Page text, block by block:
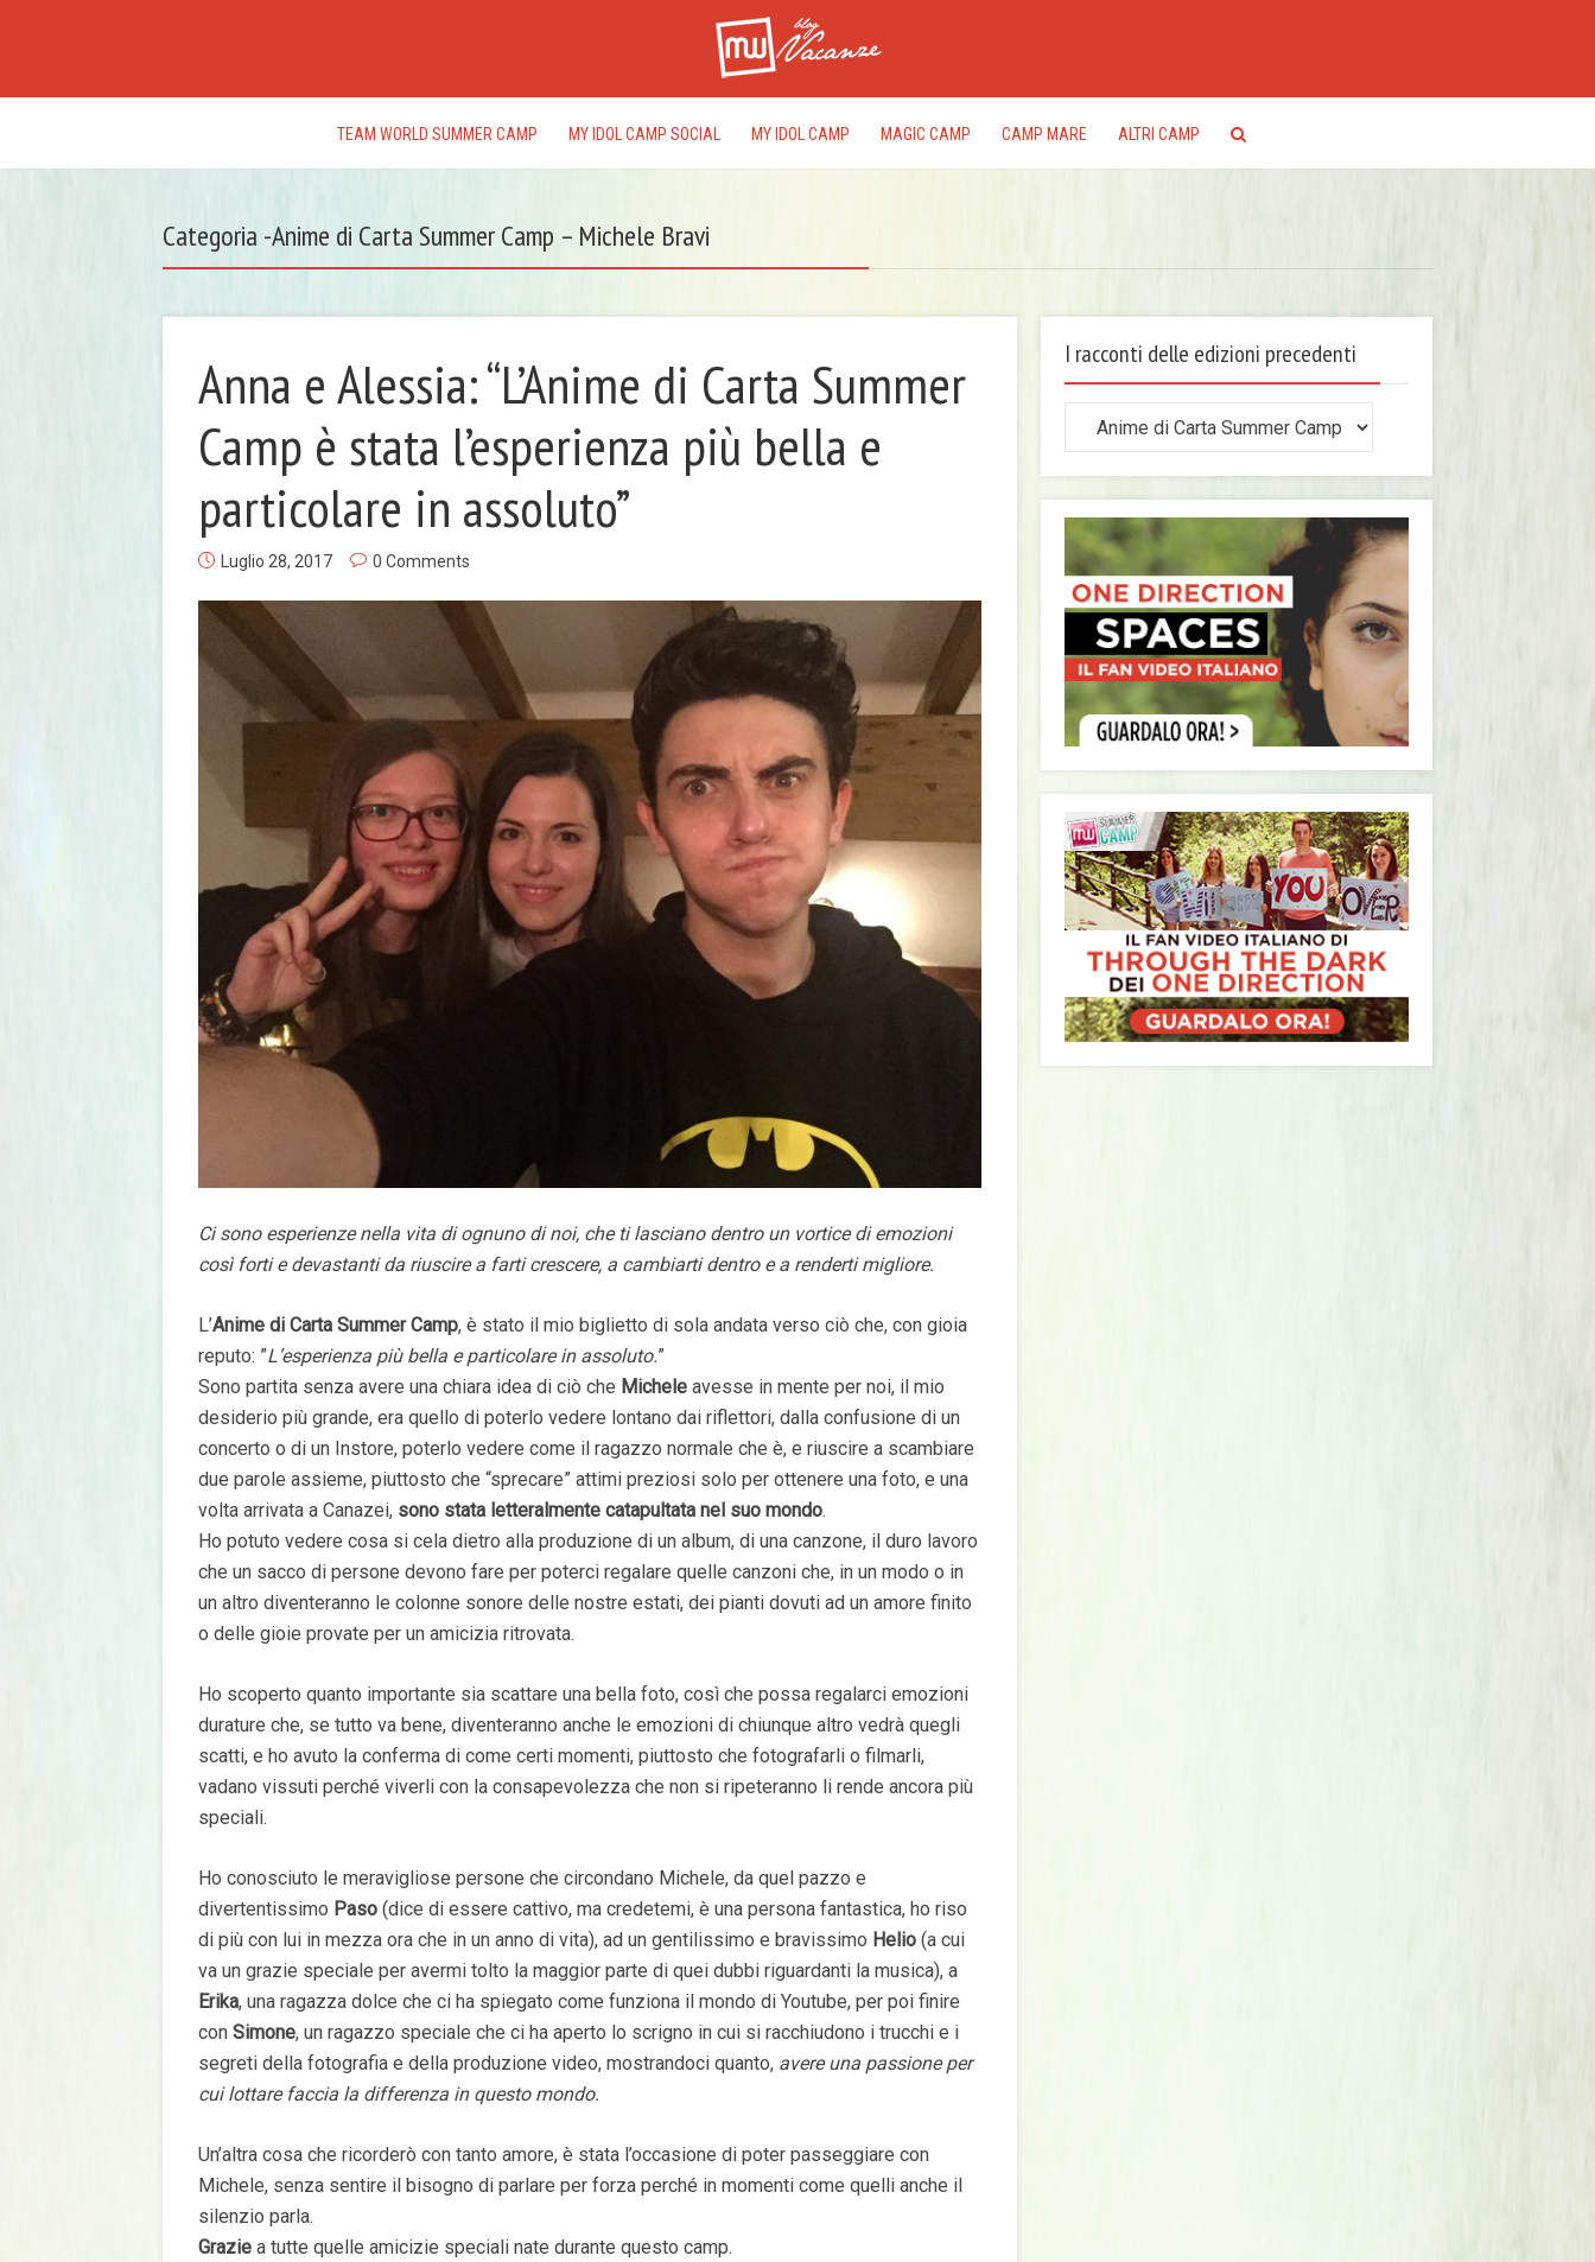
TEAM WORLD SUMMER CAMP MY IDOL CAMP SOCIAL MY IDOL CAMP MAGIC CAMP CAMP MARE ALTRI CAMP
Categoria -Anime di Carta Summer Camp – Michele Bravi
Anna e Alessia: “L’Anime di Carta Summer
Camp è stata l’esperienza più bella e
particolare in assoluto”
Luglio 28, 2017 0 Comments
Ci sono esperienze nella vita di ognuno di noi, che ti lasciano dentro un vortice di emozioni
così forti e devastanti da riuscire a farti crescere, a cambiarti dentro e a renderti migliore.
L’Anime di Carta Summer Camp, è stato il mio biglietto di sola andata verso ciò che, con gioia
reputo: ”L’esperienza più bella e particolare in assoluto.”
Sono partita senza avere una chiara idea di ciò che Michele avesse in mente per noi, il mio
desiderio più grande, era quello di poterlo vedere lontano dai riflettori, dalla confusione di un
concerto o di un Instore, poterlo vedere come il ragazzo normale che è, e riuscire a scambiare
due parole assieme, piuttosto che “sprecare” attimi preziosi solo per ottenere una foto, e una
volta arrivata a Canazei, sono stata letteralmente catapultata nel suo mondo.
Ho potuto vedere cosa si cela dietro alla produzione di un album, di una canzone, il duro lavoro
che un sacco di persone devono fare per poterci regalare quelle canzoni che, in un modo o in
un altro diventeranno le colonne sonore delle nostre estati, dei pianti dovuti ad un amore finito
o delle gioie provate per un amicizia ritrovata.
Ho scoperto quanto importante sia scattare una bella foto, così che possa regalarci emozioni
durature che, se tutto va bene, diventeranno anche le emozioni di chiunque altro vedrà quegli
scatti, e ho avuto la conferma di come certi momenti, piuttosto che fotografarli o filmarli,
vadano vissuti perché viverli con la consapevolezza che non si ripeteranno li rende ancora più
speciali.
Ho conosciuto le meravigliose persone che circondano Michele, da quel pazzo e
divertentissimo Paso (dice di essere cattivo, ma credetemi, è una persona fantastica, ho riso
di più con lui in mezza ora che in un anno di vita), ad un gentilissimo e bravissimo Helio (a cui
va un grazie speciale per avermi tolto la maggior parte di quei dubbi riguardanti la musica), a
Erika, una ragazza dolce che ci ha spiegato come funziona il mondo di Youtube, per poi finire
con Simone, un ragazzo speciale che ci ha aperto lo scrigno in cui si racchiudono i trucchi e i
segreti della fotografia e della produzione video, mostrandoci quanto, avere una passione per
cui lottare faccia la differenza in questo mondo.
Un’altra cosa che ricorderò con tanto amore, è stata l’occasione di poter passeggiare con
Michele, senza sentire il bisogno di parlare per forza perché in momenti come quelli anche il
silenzio parla.
Grazie a tutte quelle amicizie speciali nate durante questo camp.
I racconti delle edizioni precedenti
delle
edizioni
precedenti